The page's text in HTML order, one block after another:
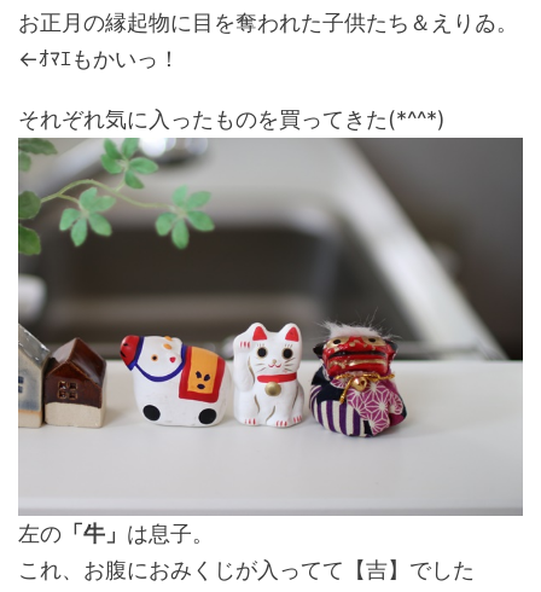
お正月の縁起物に目を奪われた子供たち＆えりゐ。
←ｵﾏｴもかいっ！
それぞれ気に入ったものを買ってきた(*^^*)
左の 「牛」 は息子。
これ、お腹におみくじが入ってて【吉】でした